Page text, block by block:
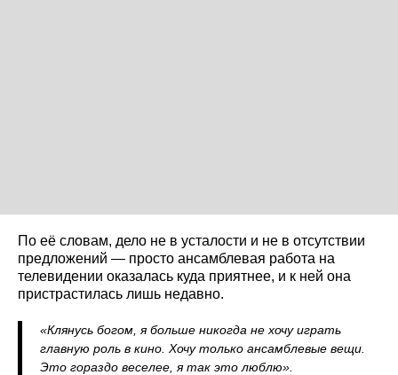
По её словам, дело не в усталости и не в отсутствии
предложений — просто ансамблевая работа на
телевидении оказалась куда приятнее, и к ней она
пристрастилась лишь недавно.
«Клянусь богом, я больше никогда не хочу играть
главную роль в кино. Хочу только ансамблевые вещи.
Это гораздо веселее, я так это люблю».